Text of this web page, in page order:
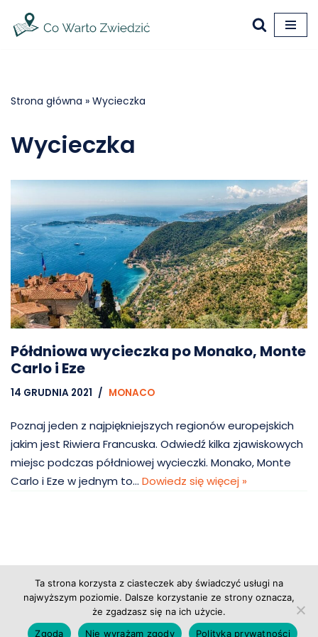
Przejdź
Strona główna » Wycieczka
Wycieczka
Półdniowa wycieczka po Monako, Monte
Carlo i Eze
14 GRUDNIA 2021 MONACO
Poznaj jeden z najpiękniejszych regionów europejskich
jakim jest Riwiera Francuska. Odwiedź kilka zjawiskowych
miejsc podczas półdniowej wycieczki. Monako, Monte
Carlo i Eze w jednym to… Dowiedz się więcej »
Copyright © 2026 Grupa Probiz, CoWartoZwiedzic.pl
Regulamin serwisu|Polityka prywatności|
Ta strona korzysta z ciasteczek aby świadczyć usługi na
najwyższym poziomie. Dalsze korzystanie ze strony oznacza,
że zgadzasz się na ich użycie.
Zgoda
Nie wyrażam zgody Polityka prywatności